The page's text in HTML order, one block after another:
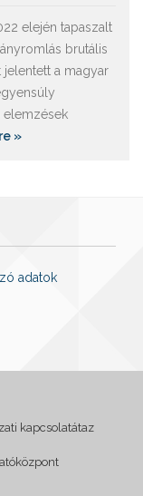
elején tapaszalt
brutális
a magyar
elemzések
»
adatok
kapcsolatátaz